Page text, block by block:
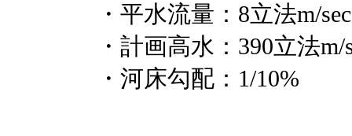
・平水流量：8立法m/sec
・計画高水：390立法m/
・河床勾配：1/10%